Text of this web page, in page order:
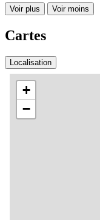
Voir plus Voir moins
Cartes
Localisation